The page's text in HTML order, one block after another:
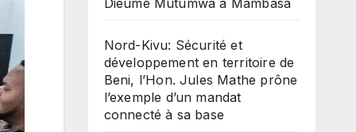
Dieume Mutumwa à Mambasa
Nord-Kivu: Sécurité et
développement en territoire de
Beni, l’Hon. Jules Mathe prône
l’exemple d’un mandat
connecté à sa base